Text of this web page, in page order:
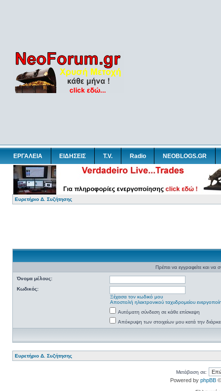
ΕΡΓΑΛΕΙΑ ΕΙΔΗΣΕΙΣ T.V. Radio NEOBLOGS.GR
Ευρετήριο Δ. Συζήτησης
Πρέπει να εγγραφείτε και να
Όνομα μέλους:
Κωδικός:
Ξέχασα τον κωδικό μου
Αποστολή ηλεκτρονικού ταχυδρομείου
Αυτόματη σύνδεση σε κάθε επίσκεψη
Απόκρυψη των στοιχείων μου κατά την
Ευρετήριο Δ. Συζήτησης
Μετάβαση σε:
Powered by phpBB